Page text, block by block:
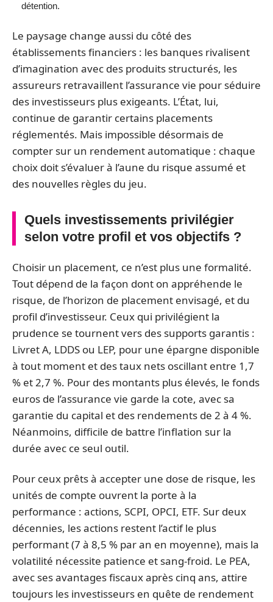
détention.
Le paysage change aussi du côté des
établissements financiers : les banques rivalisent
d’imagination avec des produits structurés, les
assureurs retravaillent l’assurance vie pour séduire
des investisseurs plus exigeants. L’État, lui,
continue de garantir certains placements
réglementés. Mais impossible désormais de
compter sur un rendement automatique : chaque
choix doit s’évaluer à l’aune du risque assumé et
des nouvelles règles du jeu.
Quels investissements privilégier
selon votre profil et vos objectifs ?
Choisir un placement, ce n’est plus une formalité.
Tout dépend de la façon dont on appréhende le
risque, de l’horizon de placement envisagé, et du
profil d’investisseur. Ceux qui privilégient la
prudence se tournent vers des supports garantis :
Livret A, LDDS ou LEP, pour une épargne disponible
à tout moment et des taux nets oscillant entre 1,7
% et 2,7 %. Pour des montants plus élevés, le fonds
euros de l’assurance vie garde la cote, avec sa
garantie du capital et des rendements de 2 à 4 %.
Néanmoins, difficile de battre l’inflation sur la
durée avec ce seul outil.
Pour ceux prêts à accepter une dose de risque, les
unités de compte ouvrent la porte à la
performance : actions, SCPI, OPCI, ETF. Sur deux
décennies, les actions restent l’actif le plus
performant (7 à 8,5 % par an en moyenne), mais la
volatilité nécessite patience et sang-froid. Le PEA,
avec ses avantages fiscaux après cinq ans, attire
toujours les investisseurs en quête de rendement